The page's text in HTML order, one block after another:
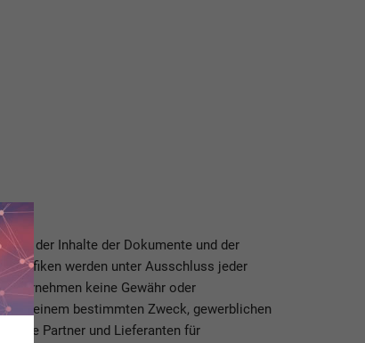
der Inhalte der Dokumente und der
Grafiken werden unter Ausschluss jeder
übernehmen keine Gewähr oder
zu einem bestimmten Zweck, gewerblichen
ihre Partner und Lieferanten für